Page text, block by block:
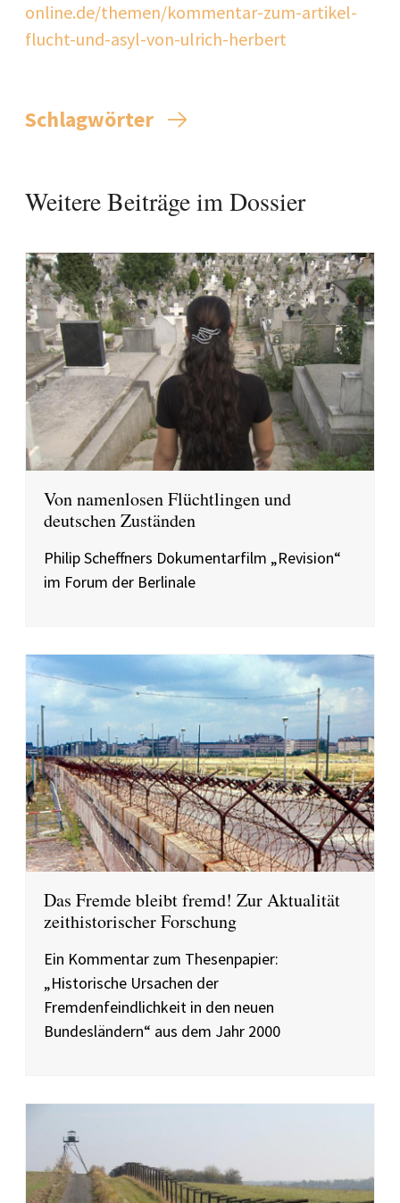
online.de/themen/kommentar-zum-artikel-
flucht-und-asyl-von-ulrich-herbert
Schlagwörter
Weitere Beiträge im Dossier
Von namenlosen Flüchtlingen und
deutschen Zuständen
Philip Scheffners Dokumentarfilm „Revision“
im Forum der Berlinale
Das Fremde bleibt fremd! Zur Aktualität
zeithistorischer Forschung
Ein Kommentar zum Thesenpapier:
„Historische Ursachen der
Fremdenfeindlichkeit in den neuen
Bundesländern“ aus dem Jahr 2000